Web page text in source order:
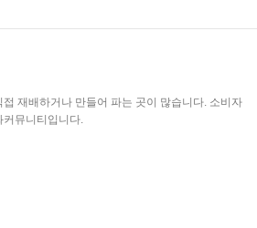
재배하거나 만들어 파는 곳이 많습니다. 소비자
커뮤니티입니다.